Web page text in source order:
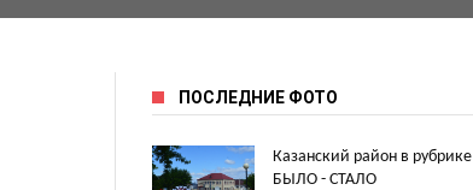
ПОСЛЕДНИЕ ФОТО
Казанский район в рубрике
БЫЛО - СТАЛО